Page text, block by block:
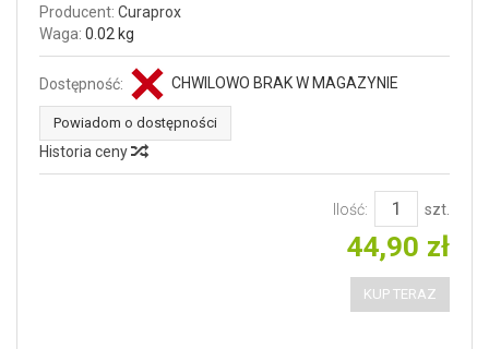
Producent: Curaprox
Waga: 0.02 kg
Dostępność: CHWILOWO BRAK W MAGAZYNIE
Powiadom o dostępności
Historia ceny
Ilość: szt.
44,90 zł
KUP TERAZ